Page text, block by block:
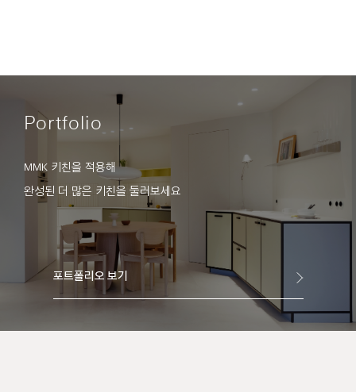
Portfolio
MMK 키친을 적용해
완성된 더 많은 키친을 둘러보세요
포트폴리오 보기